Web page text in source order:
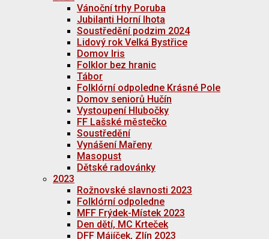
Vánoční trhy Poruba
Jubilanti Horní lhota
Soustředění podzim 2024
Lidový rok Velká Bystřice
Domov Iris
Folklor bez hranic
Tábor
Folklórní odpoledne Krásné Pole
Domov seniorů Hučín
Vystoupení Hlubočky
FF Lašské městečko
Soustředění
Vynášení Mařeny
Masopust
Dětské radovánky
2023
Rožnovské slavnosti 2023
Folklórní odpoledne
MFF Frýdek-Místek 2023
Den dětí, MC Krteček
DFF Májíček, Zlín 2023